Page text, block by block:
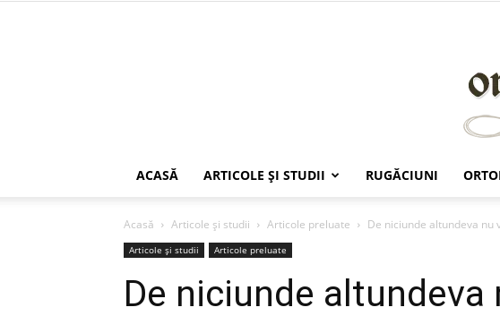
ACASĂ ARTICOLE ŞI STUDII RUGĂCIUNI
Acasă Articole şi studii Articole preluate De niciunde altundeva nu
Articole şi studii Articole preluate
De niciunde altundeva